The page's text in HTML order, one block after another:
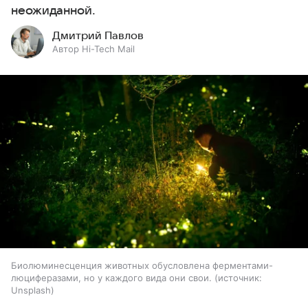
неожиданной.
Дмитрий Павлов
Автор Hi-Tech Mail
Биолюминесценция животных обусловлена ферментами-
люциферазами, но у каждого вида они свои.
источник:
Unsplash